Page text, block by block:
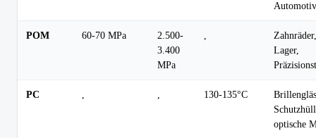
POM 60-70 MPa
2.500-
3.400
MPa
,
Zahnräder,
Lager,
PC , , 130-135°C
optische